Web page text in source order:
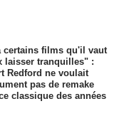
certains films qu'il vaut
laisser tranquilles" :
Redford ne voulait
pas de remake
classique des années